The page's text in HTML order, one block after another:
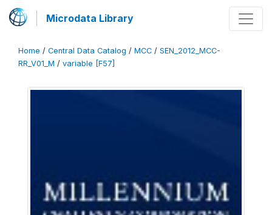
Microdata Library
Home / Central Data Catalog / MCC / SEN_2012_MCC-
RR_V01_M / variable [F57]